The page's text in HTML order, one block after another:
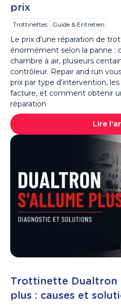
prix
Trottinettes Guide & Entretien
Le prix d'une réparation de
énormément selon la panne :
chambre à air, plusieurs
contrôleur. Repair and run
prix par type d'intervention,
facture, et comment obtenir
réparation
Lire
Trottinette Dualtron
plus : causes et